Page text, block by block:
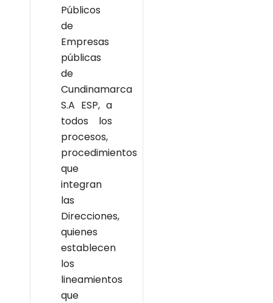
Públicos
de
Empresas
públicas
de
Cundinamarca
S.A ESP, a
todos los
procesos,
procedimientos
que
integran
las
Direcciones,
quienes
establecen
los
lineamientos
que